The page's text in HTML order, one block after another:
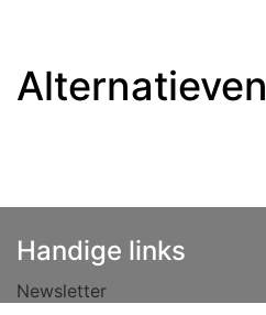
Alternatieven
Handige links
Newsletter